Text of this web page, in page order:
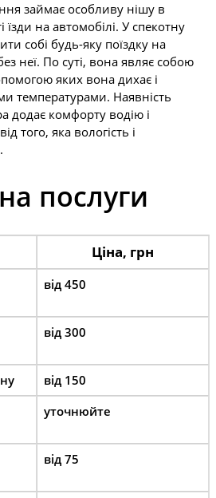
займає особливу нішу в
на автомобілі. У спекотну
собі будь-яку поїздку на
неї. По суті, вона являє собою
яких вона дихає і
температурами. Наявність
додає комфорту водію і
того, яка вологість і
послуги
Ціна, грн
від 450
від 300
від 150
уточнюйте
від 75